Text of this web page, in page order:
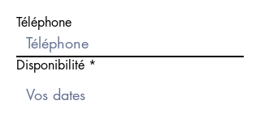
Téléphone
Disponibilité